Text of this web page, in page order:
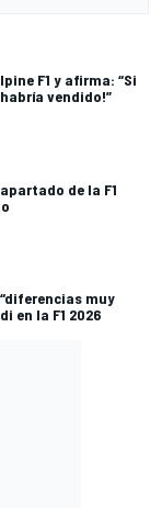
F1 y afirma: “Si
vendido!”
de la F1
muy
en la F1 2026